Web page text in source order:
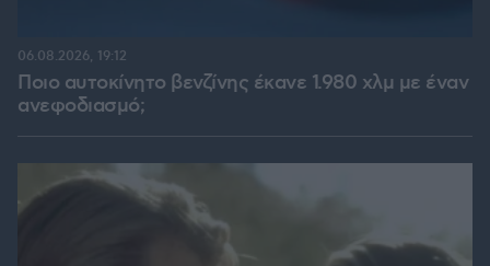
Ποιο αυτοκίνητο βενζίνης έκανε 1.980 χλμ με έναν
ανεφοδιασμό;
06.08.2026, 19:12